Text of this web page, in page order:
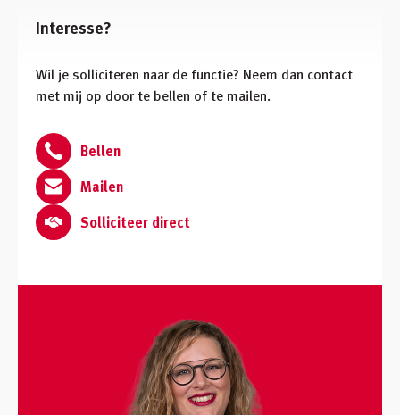
Interesse?
Wil je solliciteren naar de functie? Neem dan contact
met mij op door te bellen of te mailen.
Bellen
Mailen
Solliciteer direct